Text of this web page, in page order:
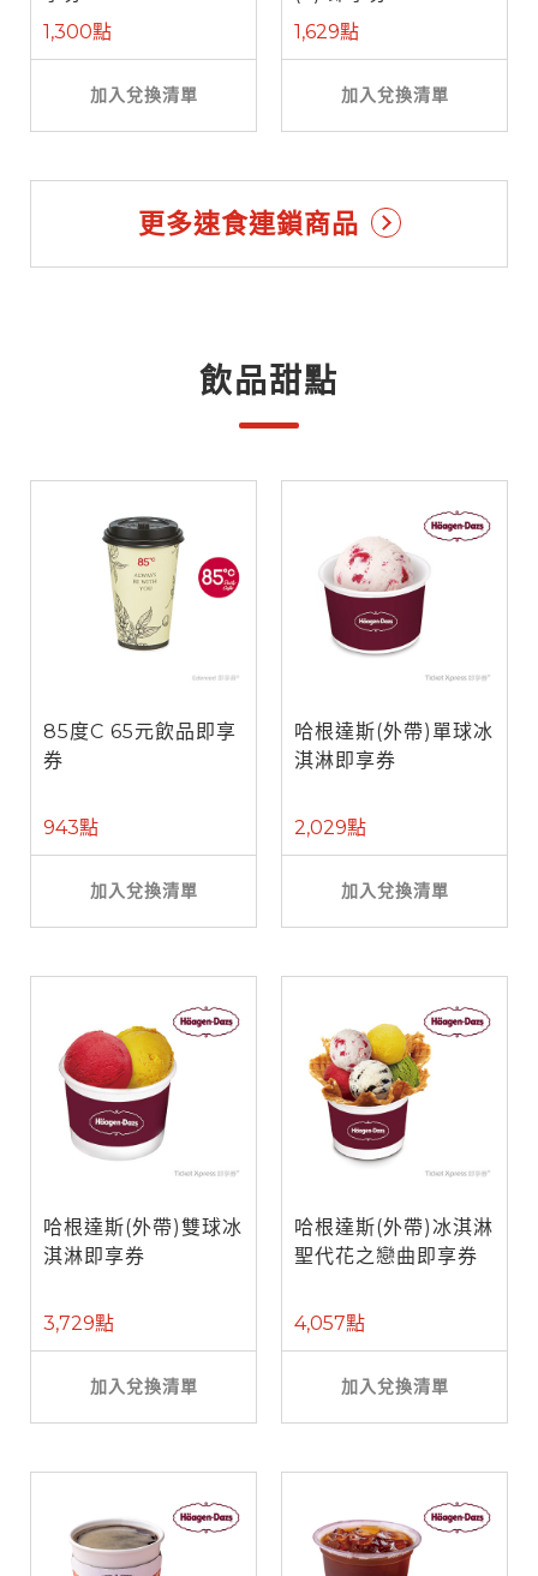
1,300點
加入兌換清單
1,629點
加入兌換清單
更多速食連鎖商品
飲品甜點
85度C 65元飲品即享
券
943點
加入兌換清單
哈根達斯(外帶)單球冰
淇淋即享券
2,029點
加入兌換清單
哈根達斯(外帶)雙球冰
淇淋即享券
3,729點
加入兌換清單
哈根達斯(外帶)冰淇淋
聖代花之戀曲即享券
4,057點
加入兌換清單